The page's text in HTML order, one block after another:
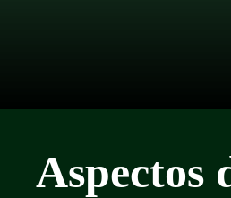
Aspectos